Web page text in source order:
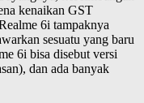
kenaikan GST
6i tampaknya
sesuatu yang baru
6i bisa disebut versi
dan ada banyak